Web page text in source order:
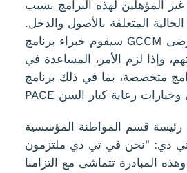
المؤهلين لهذه البرامج بسبب
المتعلقة بالأصول والدخل.
سيقوم خبراء برنامج GCCM بتقييم أهلية المرضى
وإذا لزم الأمر، المساعدة في
متخصصة، بما في ذلك برنامج
رئيسة قسم المواطنة المؤسسية
تي دي: "نحن في تي دي ملتزمون
وهذه المبادرة تتماشى مع التزامنا